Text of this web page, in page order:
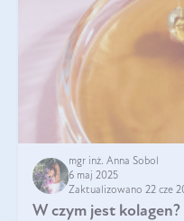
mgr inż. Anna Sobol
6 maj 2025
Zaktualizowano 22 cze
W czym jest